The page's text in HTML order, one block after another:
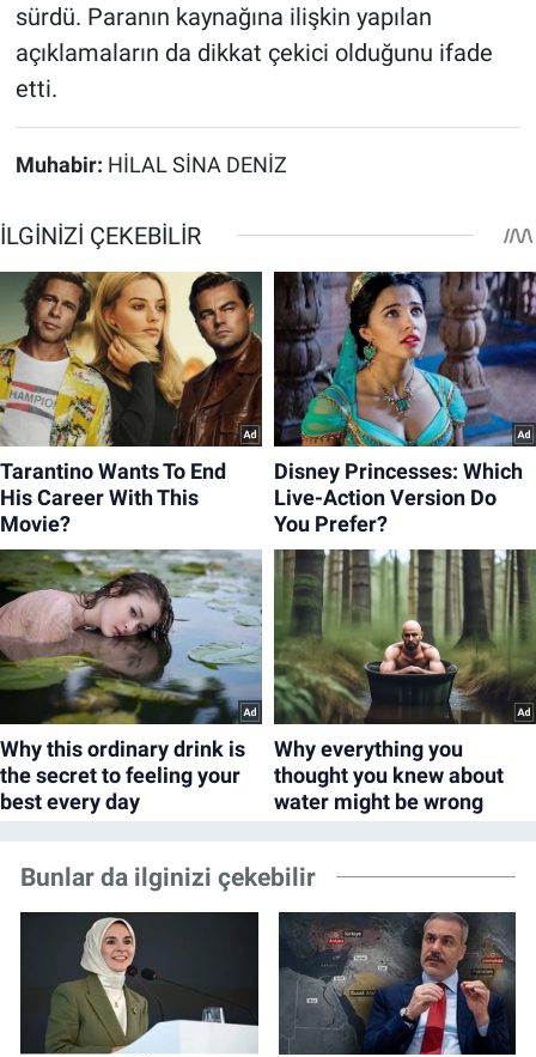
sürdü. Paranın kaynağına ilişkin yapılan
açıklamaların da dikkat çekici olduğunu ifade
etti.
Muhabir: HİLAL SİNA DENİZ
Bunlar da ilginizi çekebilir